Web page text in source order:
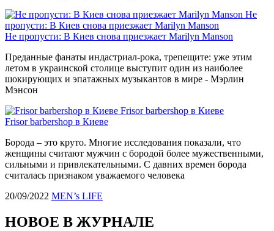
Не
пропусти: В Киев снова приезжает Marilyn Manson
Не пропусти: В Киев снова приезжает Marilyn Manson
Преданные фанаты индастриал-рока, трепещите: уже этим
летом в украинской столице выступит один из наиболее
шокирующих и эпатажных музыкантов в мире - Мэрлин
Мэнсон
Frisor barbershop в Киеве
Frisor barbershop в Киеве
Борода – это круто. Многие исследования показали, что
женщины считают мужчин с бородой более мужественными,
сильными и привлекательными. С давних времен борода
считалась признаком уважаемого человека
20/09/2022 MEN’s LIFE
НОВОЕ В ЖУРНАЛЕ